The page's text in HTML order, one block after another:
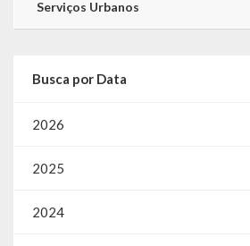
Serviços Urbanos
Busca por Data
2026
2025
2024